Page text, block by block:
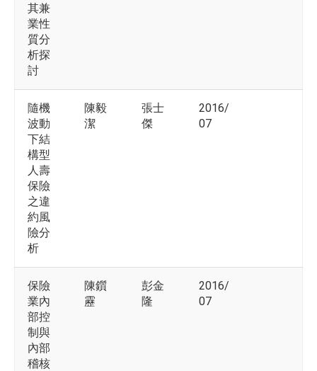
其兼
業性
質分
析探
討
隨機
波動
下結
構型
人壽
保險
之違
約風
險分
析
陳毅
潔
張士
傑
2016/
07
保險
業內
部控
制與
內部
稽核
陳鑕
靂
彭金
隆
2016/
07